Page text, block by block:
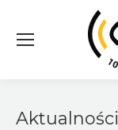
Aktualności